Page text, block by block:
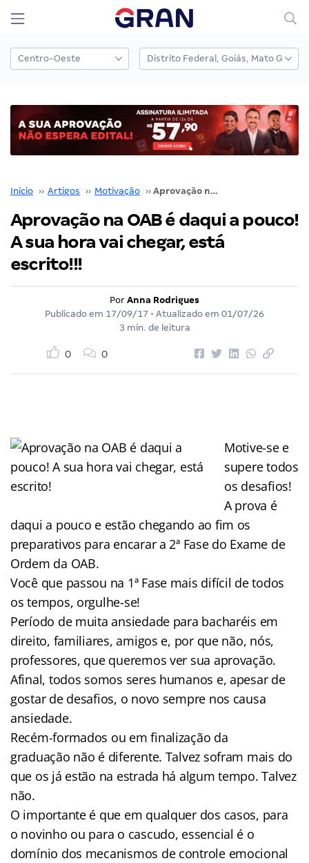
Início ›› Artigos ›› Motivação ›› Aprovação na OAB é daqui a pouco! A sua hora vai chegar, está escrito!!!
Aprovação na OAB é daqui a pouco!
A sua hora vai chegar, está
escrito!!!
Por Anna Rodrigues
Publicado em 17/09/17 • Atualizado em 01/07/26
3 min. de leitura
0 0
Motive-se e
supere todos
os desafios!
A prova é
daqui a pouco e estão chegando ao fim os
preparativos para encarar a 2ª Fase do Exame de
Ordem da OAB.
Você que passou na 1ª Fase mais difícil de todos
os tempos, orgulhe-se!
Período de muita ansiedade para bacharéis em
direito, familiares, amigos e, por que não, nós,
professores, que queremos ver sua aprovação.
Afinal, todos somos seres humanos e, apesar de
gostar de desafios, o novo sempre nos causa
ansiedade.
Recém-formados ou em finalização da
graduação não é diferente. Talvez sofram mais do
que os já estão na estrada há algum tempo. Talvez
não.
O importante é que em qualquer dos casos, para
o novinho ou para o cascudo, essencial é o
domínio dos mecanismos de controle emocional